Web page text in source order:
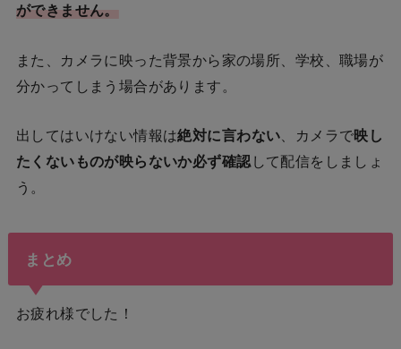
ができません。
また、カメラに映った背景から家の場所、学校、職場が
分かってしまう場合があります。
出してはいけない情報は絶対に言わない 、カメラで映し
たくないものが映らないか必ず確認 して配信をしましょ
う。
まとめ
お疲れ様でした！